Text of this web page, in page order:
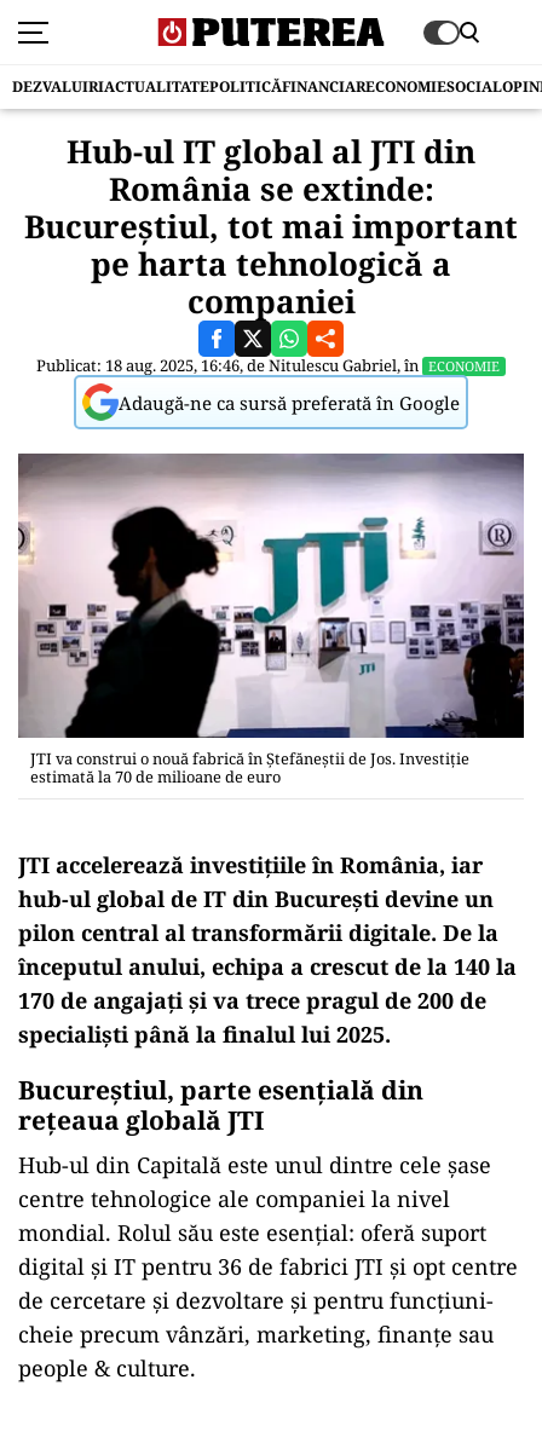
DEZVALUIRIACTUALITATEPOLITICĂFINANCIARECONOMIESOCIAL
Hub-ul IT global al JTI din
România se extinde:
Bucureștiul, tot mai important
pe harta tehnologică a
companiei
Publicat: 18 aug. 2025, 16:46, deNitulescu Gabriel, în ECONOMIE
Adaugă-ne ca sursă preferată în Google
JTI va construi o nouă fabrică în Ștefăneștii de Jos. Investiție
estimată la 70 de milioane de euro
JTI accelerează investițiile în România, iar
hub-ul global de IT din București devine un
pilon central al transformării digitale. De la
începutul anului, echipa a crescut de la 140 la
170 de angajați și va trece pragul de 200 de
specialiști până la finalul lui 2025.
Bucureștiul, parte esențială din
rețeaua globală JTI
Hub-ul din Capitală este unul dintre cele șase
centre tehnologice ale companiei la nivel
mondial. Rolul său este esențial: oferă suport
digital și IT pentru 36 de fabrici JTI și opt centre
de cercetare și dezvoltare și pentru funcțiuni-
cheie precum vânzări, marketing, finanțe sau
people & culture.